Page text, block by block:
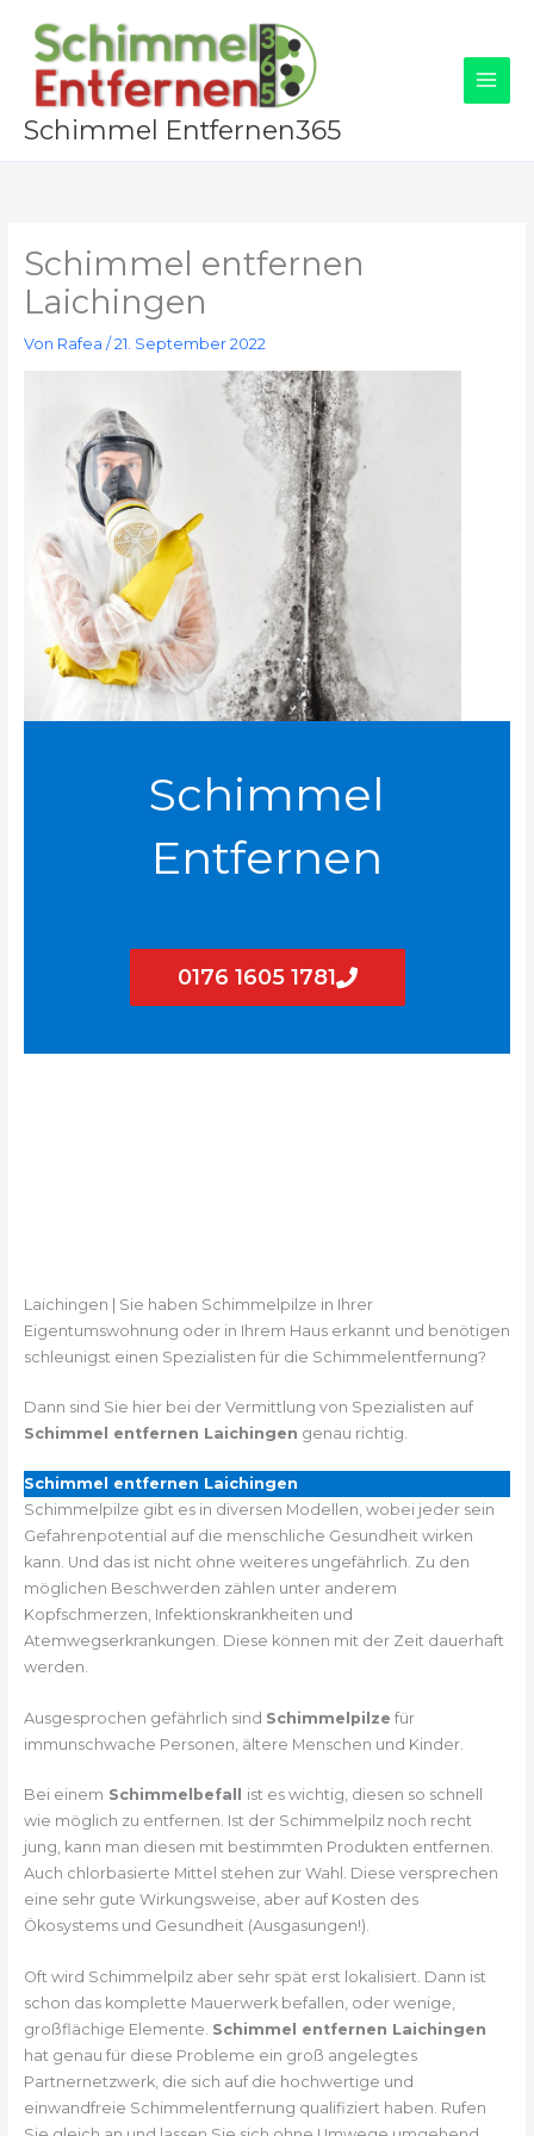
Inhalt
springen
Schimmel Entfernen365
Schimmel entfernen
Laichingen
Von Rafea /21. September 2022
Schimmel
Entfernen
0176 1605 1781
Laichingen | Sie haben Schimmelpilze in Ihrer
Eigentumswohnung oder in Ihrem Haus erkannt und benötigen
schleunigst einen Spezialisten für die Schimmelentfernung?
Dann sind Sie hier bei der Vermittlung von Spezialisten auf
Schimmel entfernen Laichingen genau richtig.
Schimmel entfernen Laichingen
Schimmelpilze gibt es in diversen Modellen, wobei jeder sein
Gefahrenpotential auf die menschliche Gesundheit wirken
kann. Und das ist nicht ohne weiteres ungefährlich. Zu den
möglichen Beschwerden zählen unter anderem
Kopfschmerzen, Infektionskrankheiten und
Atemwegserkrankungen. Diese können mit der Zeit dauerhaft
werden.
Ausgesprochen gefährlich sind Schimmelpilze für
immunschwache Personen, ältere Menschen und Kinder.
Bei einem Schimmelbefall ist es wichtig, diesen so schnell
wie möglich zu entfernen. Ist der Schimmelpilz noch recht
jung, kann man diesen mit bestimmten Produkten entfernen.
Auch chlorbasierte Mittel stehen zur Wahl. Diese versprechen
eine sehr gute Wirkungsweise, aber auf Kosten des
Ökosystems und Gesundheit (Ausgasungen!).
Oft wird Schimmelpilz aber sehr spät erst lokalisiert. Dann ist
schon das komplette Mauerwerk befallen, oder wenige,
großflächige Elemente. Schimmel entfernen Laichingen
hat genau für diese Probleme ein groß angelegtes
Partnernetzwerk, die sich auf die hochwertige und
einwandfreie Schimmelentfernung qualifiziert haben. Rufen